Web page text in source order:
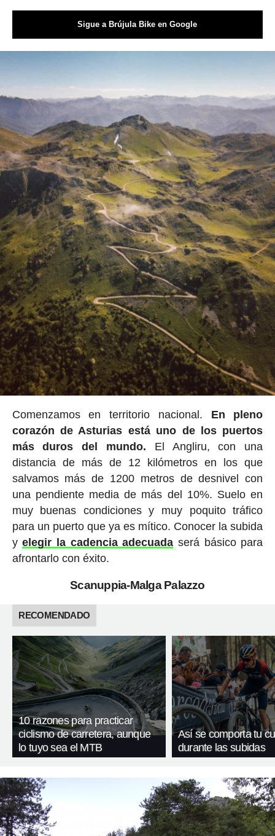
Sigue a Brújula Bike en Google
Comenzamos en territorio nacional. En pleno
corazón de Asturias está uno de los puertos
más duros del mundo. El Angliru, con una
distancia de más de 12 kilómetros en los que
salvamos más de 1200 metros de desnivel con
una pendiente media de más del 10%. Suelo en
muy buenas condiciones y muy poquito tráfico
para un puerto que ya es mítico. Conocer la subida
yelegir la cadencia adecuada será básico para
afrontarlo con éxito.
Scanuppia-Malga Palazzo
RECOMENDADO
10 razones para practicar
ciclismo de carretera, aunque
lo tuyo sea el MTB
Así se comporta tu
durante las subidas